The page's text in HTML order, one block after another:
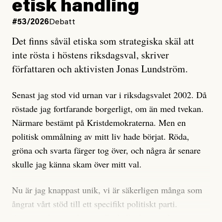
oro inom rörelsen.
Artikeln undersöker inte, som ETC påstår, ”vad som
är sant, vad som är rykten”, utan den bidrar bara till
ännu mer ryktesspridning. Det finns inte ett enda bevis
misstänkta personen är en infiltratör. Det som läsaren
får veta är att personen har ändrat sina politiska åsikter
under åren, att den har raderat tidigare innehåll på sina
sociala medier, att artikelns författare inte förstår sig
på personens ekonomi och att det tydligen finns
anonyma röster inom rörelsen som säger saker som
anses vara anledningar att titta närmare på personen,
men ingenting av detta är tillräckligt för att hänga ut
etisk handling
#53/2026 Debatt
Det finns såväl etiska som strategiska skäl att
inte rösta i höstens riksdagsval, skriver
författaren och aktivisten Jonas Lundström.
Senast jag stod vid urnan var i riksdagsvalet 2002. Då
röstade jag fortfarande borgerligt, om än med tvekan.
Närmare bestämt på Kristdemokraterna. Men en
politisk ommålning av mitt liv hade börjat. Röda,
gröna och svarta färger tog över, och några år senare
skulle jag känna skam över mitt val.
Nu är jag knappast unik, vi är säkerligen många som
ångrat vårt stöd till ett specifikt politiskt parti.